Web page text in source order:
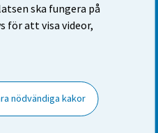
ska fungera på
för att visa videor,
nödvändiga kakor